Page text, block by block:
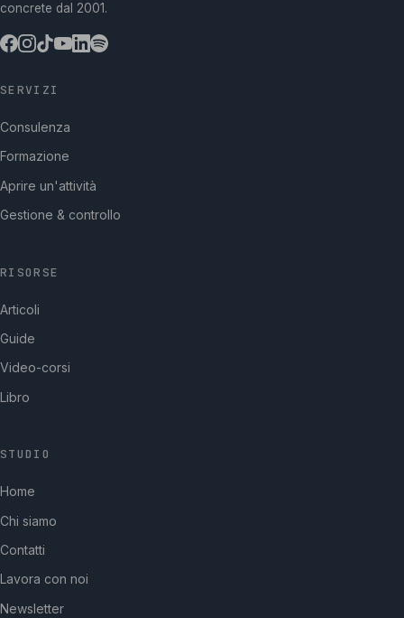
concrete dal 2001.
SERVIZI
Consulenza
Formazione
Aprire un'attività
Gestione & controllo
RISORSE
Articoli
Guide
Video-corsi
Libro
STUDIO
Home
Chi siamo
Contatti
Lavora con noi
Newsletter